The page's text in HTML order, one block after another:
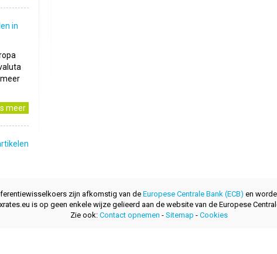
in
meer
zijn afkomstig van de Europese Centrale Bank (ECB) en
xrates.eu is op geen enkele wijze gelieerd aan de website van de Europese
Zie ook: Contact opnemen - Sitemap - Cookies